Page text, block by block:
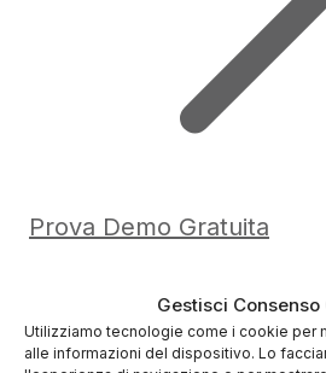
Gestisci Consenso
Utilizziamo tecnologie come i cookie per
alle informazioni del dispositivo. Lo
Prova Demo Gratuita